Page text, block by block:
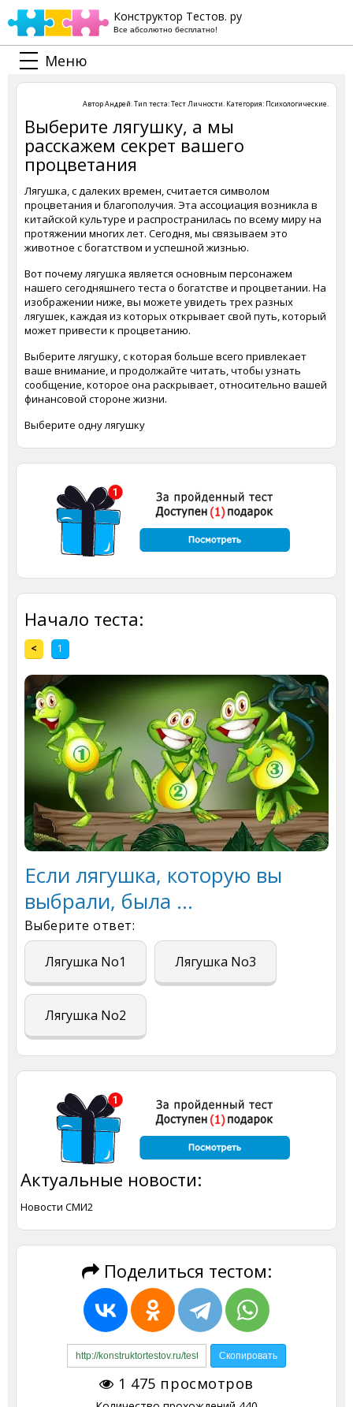
Конструктор Тестов. ру
Все абсолютно бесплатно!
Меню
АвторАндрей. Тип теста:Тест Личности. Категория: Психологические.
Выберите лягушку, а мы
расскажем секрет вашего
процветания
Лягушка, с далеких времен, считается символом
процветания и благополучия. Эта ассоциация возникла в
китайской культуре и распространилась по всему миру на
протяжении многих лет. Сегодня, мы связываем это
животное с богатством и успешной жизнью.
Вот почему лягушка является основным персонажем
нашего сегодняшнего теста о богатстве и процветании. На
изображении ниже, вы можете увидеть трех разных
лягушек, каждая из которых открывает свой путь, который
может привести к процветанию.
Выберите лягушку, с которая больше всего привлекает
ваше внимание, и продолжайте читать, чтобы узнать
сообщение, которое она раскрывает, относительно вашей
финансовой стороне жизни.
Выберите одну лягушку
Начало теста:
< 1
Если лягушка, которую вы
выбрали, была ...
Выберите ответ:
Лягушка No1 Лягушка No3
Лягушка No2
Актуальные новости:
Новости СМИ2
Поделиться тестом:
1 475 просмотров